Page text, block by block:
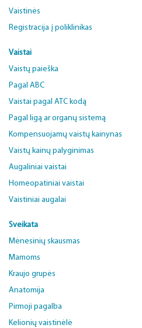
Vaistinės
Registracija į poliklinikas
Vaistai
Vaistų paieška
Pagal ABC
Vaistai pagal ATC kodą
Pagal ligą ar organų sistemą
Kompensuojamų vaistų kainynas
Vaistų kainų palyginimas
Augaliniai vaistai
Homeopatiniai vaistai
Vaistiniai augalai
Sveikata
Mėnesinių skausmas
Mamoms
Kraujo grupės
Anatomija
Pirmoji pagalba
Kelionių vaistinėlė